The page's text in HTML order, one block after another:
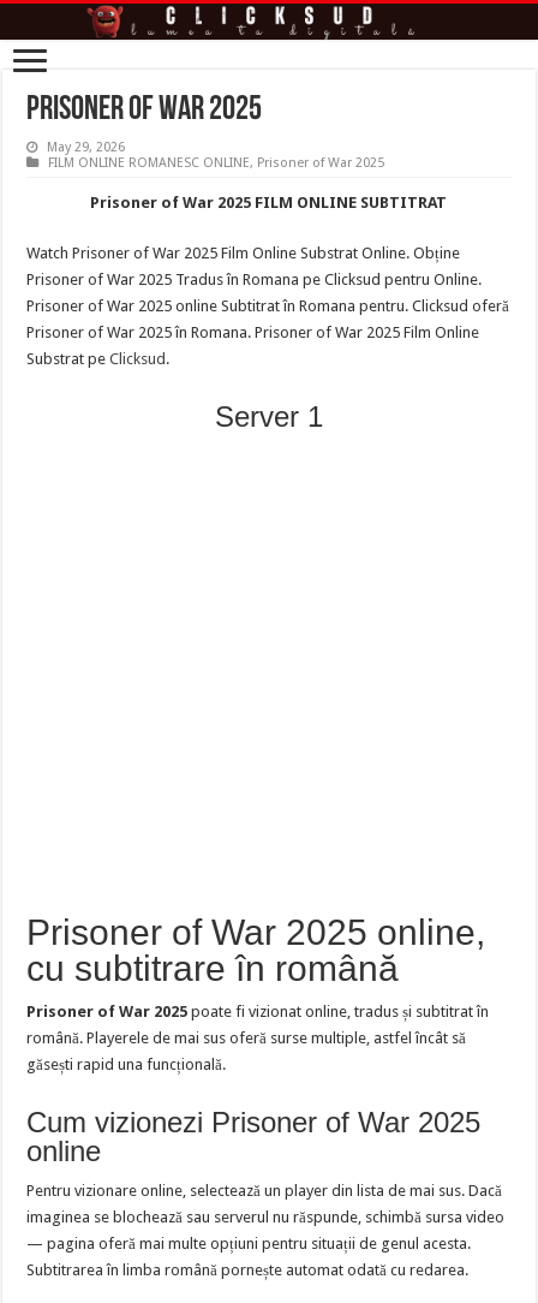
Prisoner of War 2025
May 29, 2026
FILM ONLINE ROMANESC ONLINE, Prisoner of War 2025
Prisoner of War 2025 FILM ONLINE SUBTITRAT
Watch Prisoner of War 2025 Film Online Substrat Online. Obține
Prisoner of War 2025 Tradus în Romana pe Clicksud pentru Online.
Prisoner of War 2025 online Subtitrat în Romana pentru. Clicksud oferă
Prisoner of War 2025 în Romana. Prisoner of War 2025 Film Online
Substrat peClicksud .
Server 1
Prisoner of War 2025 online,
cu subtitrare în română
Prisoner of War 2025 poate fi vizionat online, tradus și subtitrat în
română. Playerele de mai sus oferă surse multiple, astfel încât să
găsești rapid una funcțională.
Cum vizionezi Prisoner of War 2025
online
Pentru vizionare online, selectează un player din lista de mai sus. Dacă
imaginea se blochează sau serverul nu răspunde, schimbă sursa video
— pagina oferă mai multe opțiuni pentru situații de genul acesta.
Subtitrarea în limba română pornește automat odată cu redarea.